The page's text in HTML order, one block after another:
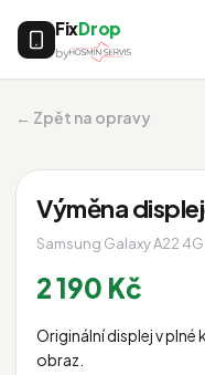
FixDrop
by
← Zpět na opravy
Výměna
Samsung Galaxy A22 4G
2 190 Kč
Originální displej v plné
obraz.